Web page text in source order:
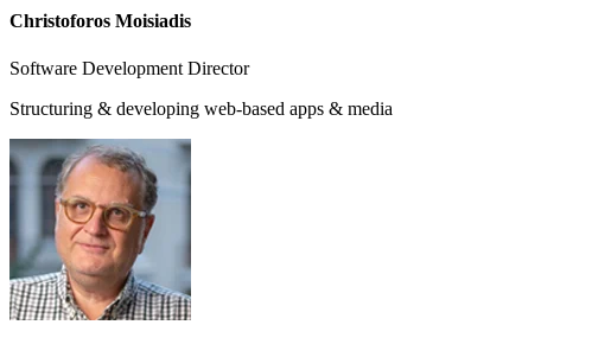
Christoforos Moisiadis
Software Development Director
Structuring & developing web-based apps & media